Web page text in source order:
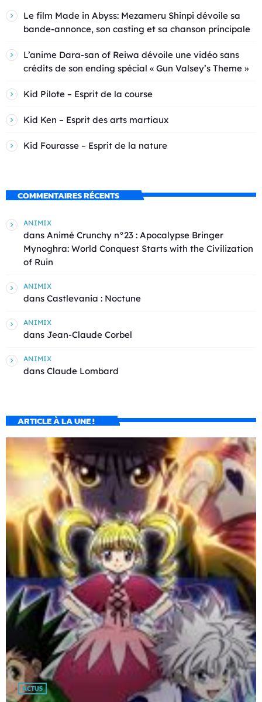
Le film Made in Abyss: Mezameru Shinpi dévoile sa
bande-annonce, son casting et sa chanson principale
L’anime Dara-san of Reiwa dévoile une vidéo sans
crédits de son ending spécial « Gun Valsey’s Theme »
Kid Pilote – Esprit de la course
Kid Ken – Esprit des arts martiaux
Kid Fourasse – Esprit de la nature
COMMENTAIRES RÉCENTS
ANIMIX
dans Animé Crunchy n°23 : Apocalypse Bringer
Mynoghra: World Conquest Starts with the Civilization
of Ruin
ANIMIX
dans Castlevania : Noctune
ANIMIX
dans Jean-Claude Corbel
ANIMIX
dans Claude Lombard
ARTICLE À LA UNE !
ACTUS